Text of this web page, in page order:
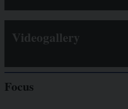
Videogallery
Focus